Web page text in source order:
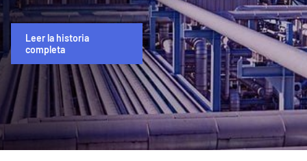
Leer la historia
completa